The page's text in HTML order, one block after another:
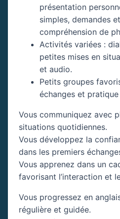
présentation
simples, demandes
compréhension de
Activités variées :
petites mises en
et audio.
Petits groupes
échanges et
Vous communiquez avec
situations quotidiennes.
Vous développez la
dans les premiers
Vous apprenez dans un
favorisant l’interaction et
Vous progressez en
régulière et guidée.